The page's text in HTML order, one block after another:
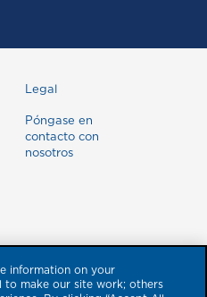
Legal
Póngase en
contacto con
nosotros
information on your
to make our site work; others